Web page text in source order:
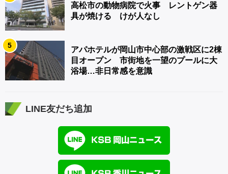
高松市の動物病院で火事 レントゲン器
具が焼ける けが人なし
5
アパホテルが岡山市中心部の激戦区に2棟
目オープン 市街地を一望のプールに大
浴場…非日常感を意識
LINE友だち追加